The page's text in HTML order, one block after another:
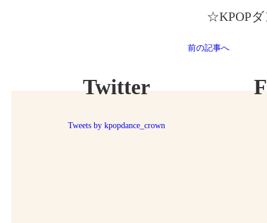
☆KPOP
前の記事へ
Twitter
Tweets by kpopdance_crown